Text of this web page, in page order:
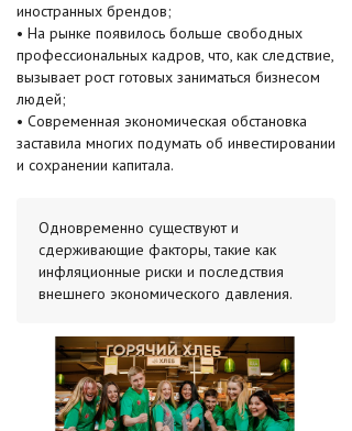
иностранных брендов;
• На рынке появилось больше свободных
профессиональных кадров, что, как следствие,
вызывает рост готовых заниматься бизнесом
людей;
• Современная экономическая обстановка
заставила многих подумать об инвестировании
и сохранении капитала.
Одновременно существуют и
сдерживающие факторы, такие как
инфляционные риски и последствия
внешнего экономического давления.